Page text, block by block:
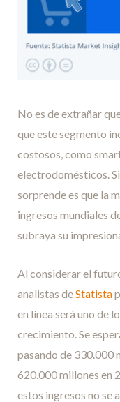
No es de extrañar
que este segmento
costosos, como
electrodomésticos.
sorprende es que la
ingresos mundiales
subraya su
Al considerar el
analistas deStatista
en línea será uno de
crecimiento. Se
pasando de 330.000
620.000 millones en
estos ingresos no se